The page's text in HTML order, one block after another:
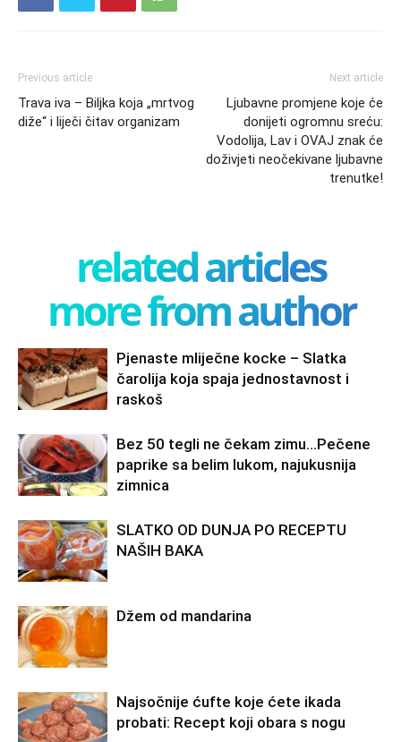
Previous article
Trava iva – Biljka koja „mrtvog
diže“ i liječi čitav organizam
Next article
Ljubavne promjene koje će
donijeti ogromnu sreću:
Vodolija, Lav i OVAJ znak će
doživjeti neočekivane ljubavne
trenutke!
related articles
more from author
Pjenaste mliječne kocke – Slatka
čarolija koja spaja jednostavnost i
raskoš
Bez 50 tegli ne čekam zimu…Pečene
paprike sa belim lukom, najukusnija
zimnica
SLATKO OD DUNJA PO RECEPTU
NAŠIH BAKA
Džem od mandarina
Najsočnije ćufte koje ćete ikada
probati: Recept koji obara s nogu